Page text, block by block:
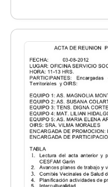
sea imputable a un
deberán de lle…